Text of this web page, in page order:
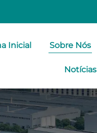
Inicial Sobre Nós
Notícias